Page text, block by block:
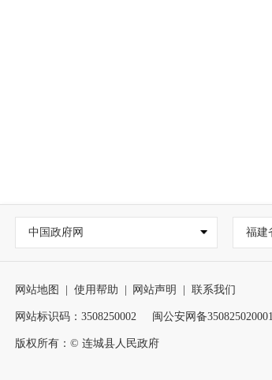
中国政府网 福建
网站地图 使用帮助 网站声明 联系我们
网站标识码：3508250002 闽公安网备
版权所有：© 连城县人民政府